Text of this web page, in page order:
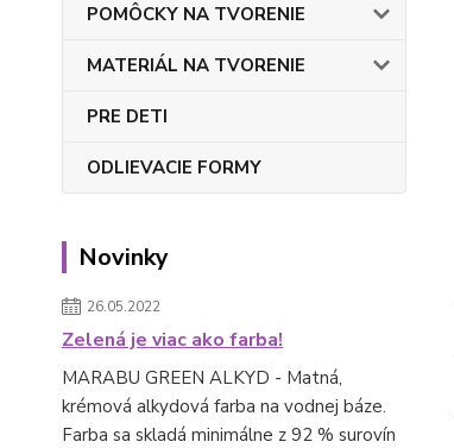
POMÔCKY NA TVORENIE
MATERIÁL NA TVORENIE
PRE DETI
ODLIEVACIE FORMY
Novinky
26.05.2022
Zelená je viac ako farba!
MARABU GREEN ALKYD - Matná,
krémová alkydová farba na vodnej báze.
Farba sa skladá minimálne z 92 % surovín